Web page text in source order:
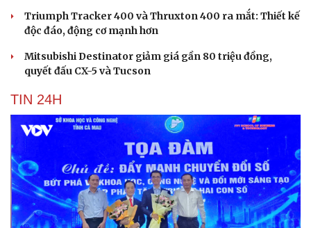
Triumph Tracker 400 và Thruxton 400 ra mắt: Thiết kế
độc đáo, động cơ mạnh hơn
Mitsubishi Destinator giảm giá gần 80 triệu đồng,
quyết đấu CX-5 và Tucson
TIN 24H